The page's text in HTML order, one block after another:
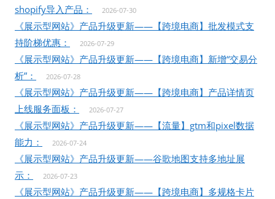
shopify导入产品：
2026-07-30
《展示型网站》产品升级更新——【跨境电商】批发模式支
持阶梯优惠：
2026-07-29
《展示型网站》产品升级更新——【跨境电商】新增“交易分
析”：
2026-07-28
《展示型网站》产品升级更新——【跨境电商】产品详情页
上线服务面板：
2026-07-27
《展示型网站》产品升级更新——【流量】gtm和pixel数据
能力：
2026-07-24
《展示型网站》产品升级更新——谷歌地图支持多地址展
示：
2026-07-23
《展示型网站》产品升级更新——【跨境电商】多规格卡片